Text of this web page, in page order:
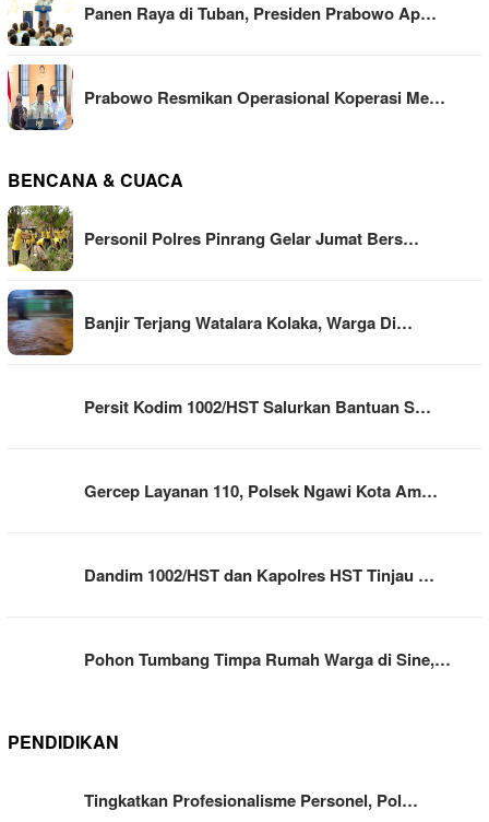
Panen Raya di Tuban, Presiden Prabowo Ap…
Prabowo Resmikan Operasional Koperasi Me…
BENCANA & CUACA
Personil Polres Pinrang Gelar Jumat Bers…
Banjir Terjang Watalara Kolaka, Warga Di…
Persit Kodim 1002/HST Salurkan Bantuan S…
Gercep Layanan 110, Polsek Ngawi Kota Am…
Dandim 1002/HST dan Kapolres HST Tinjau …
Pohon Tumbang Timpa Rumah Warga di Sine,…
PENDIDIKAN
Tingkatkan Profesionalisme Personel, Pol…